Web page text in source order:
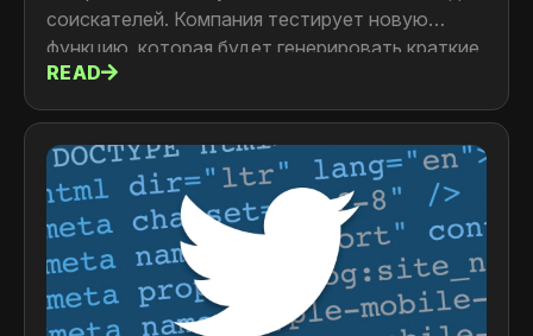
соискателей. Компания тестирует новую
функцию, которая будет генерировать краткие
сообщения, похожие на сопроводительные
письма для кандидатов при отклике на
для премиум подписоты
READ